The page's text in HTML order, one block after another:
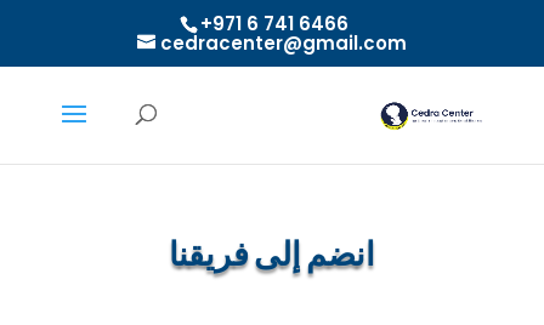
+971 6 741 6466
cedracenter@gmail.com
انضم إلى فريقنا